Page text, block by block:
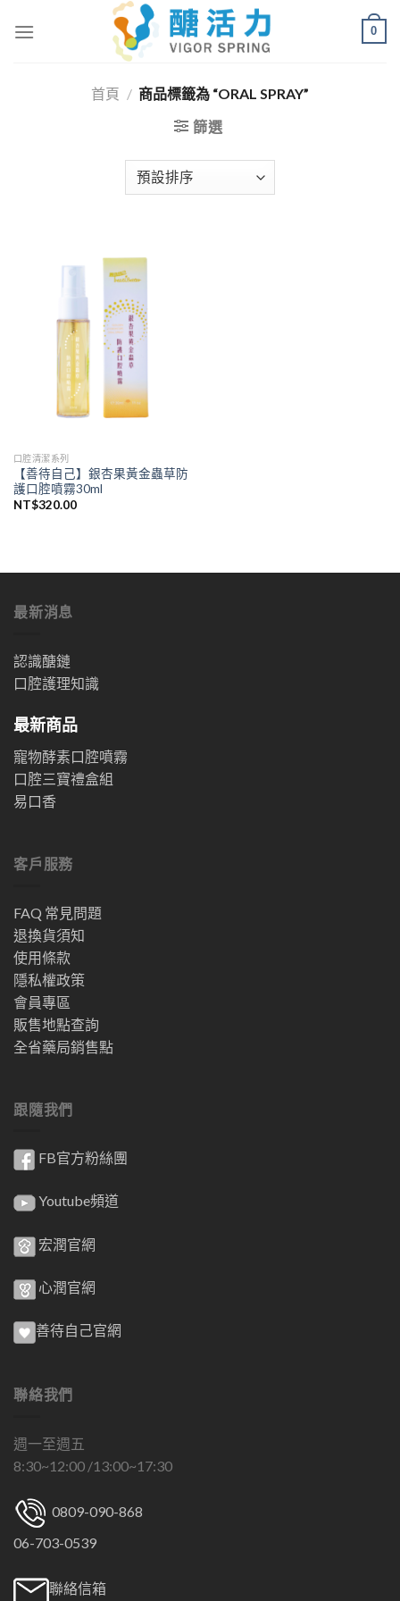
0
首頁 / 商品標籤為 “ORAL SPRAY”
篩選
口腔清潔系列
【善待自己】銀杏果黃金蟲草防
護口腔噴霧30ml
NT$320.00
最新消息
認識醣鏈
口腔護理知識
最新商品
寵物酵素口腔噴霧
口腔三寶禮盒組
易口香
客戶服務
FAQ 常見問題
退換貨須知
使用條款
隱私權政策
會員專區
販售地點查詢
全省藥局銷售點
跟隨我們
FB官方粉絲團
Youtube頻道
宏潤官網
心潤官網
善待自己官網
聯絡我們
週一至週五
8:30~12:00 /13:00~17:30
0809-090-868
06-703-0539
聯絡信箱